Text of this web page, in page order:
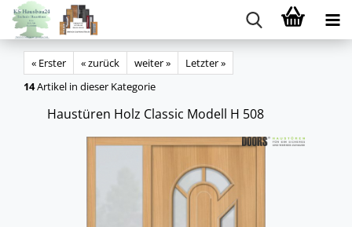
« Erster « zurück weiter »
Letzter »
14Artikel in dieser Kategorie
Haus­tü­ren Holz Clas­sic Mo­dell H 508